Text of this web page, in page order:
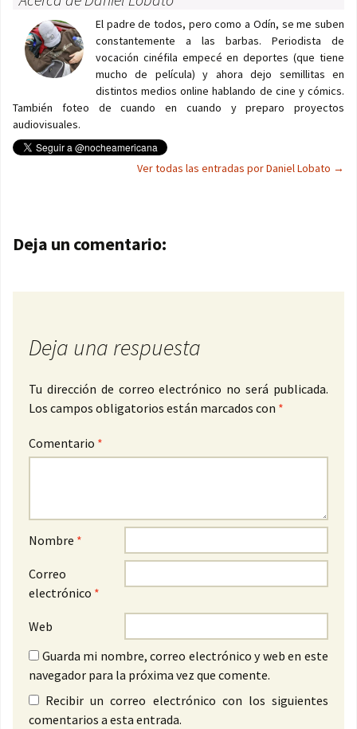
El padre de todos, pero como a Odín, se me suben
constantemente a las barbas. Periodista de
vocación cinéfila empecé en deportes (que tiene
mucho de película) y ahora dejo semillitas en
distintos medios online hablando de cine y cómics.
También foteo de cuando en cuando y preparo proyectos
audiovisuales.
Ver todas las entradas por Daniel Lobato →
Navegación de entradas
Deja un comentario:
Deja una respuesta
Tu dirección de correo electrónico no será publicada.
Los campos obligatorios están marcados con *
Comentario *
Nombre *
Correo
electrónico *
Web
Guarda mi nombre, correo electrónico y web en este
navegador para la próxima vez que comente.
Recibir un correo electrónico con los siguientes
comentarios a esta entrada.